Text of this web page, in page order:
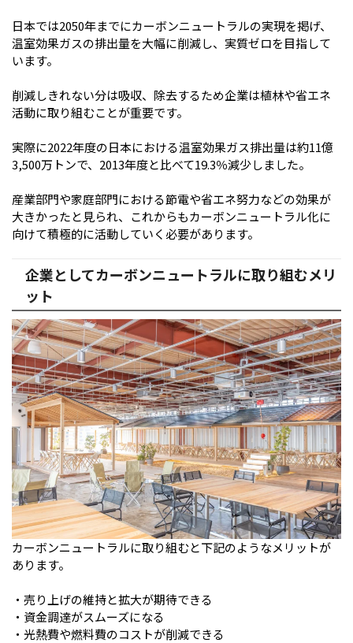
日本では2050年までにカーボンニュートラルの実現を掲げ、
温室効果ガスの排出量を大幅に削減し、実質ゼロを目指して
います。
削減しきれない分は吸収、除去するため企業は植林や省エネ
活動に取り組むことが重要です。
実際に2022年度の日本における温室効果ガス排出量は約11億
3,500万トンで、2013年度と比べて19.3％減少しました。
産業部門や家庭部門における節電や省エネ努力などの効果が
大きかったと見られ、これからもカーボンニュートラル化に
向けて積極的に活動していく必要があります。
企業としてカーボンニュートラルに取り組むメリ
ット
カーボンニュートラルに取り組むと下記のようなメリットが
あります。
・売り上げの維持と拡大が期待できる
・資金調達がスムーズになる
・光熱費や燃料費のコストが削減できる